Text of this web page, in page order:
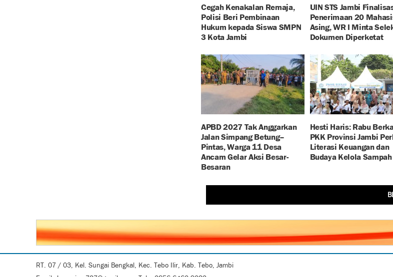
Cegah Kenakalan Remaja,
Polisi Beri Pembinaan
Hukum kepada Siswa SMPN
3 Kota Jambi
UIN STS Jambi
Penerimaan 20
Asing, WR I Minta
Dokumen Diperketat
APBD 2027 Tak Anggarkan
Jalan Simpang Betung–
Pintas, Warga 11 Desa
Ancam Gelar Aksi Besar-
Besaran
Hesti Haris: Rabu
PKK Provinsi Jambi
Literasi Keuangan dan
Budaya Kelola Sampah
RT. 07 / 03, Kel. Sungai Bengkal, Kec. Tebo Ilir, Kab. Tebo, Jambi